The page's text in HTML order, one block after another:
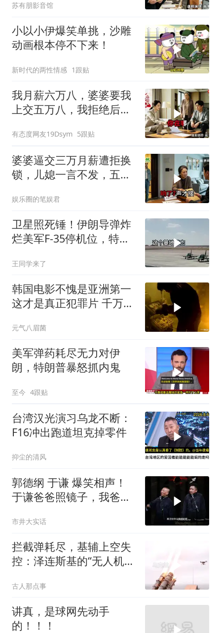
苏有朋影音馆
小以小伊爆笑单挑，沙雕
动画根本停不下来！
新时代的两性情感 1跟贴
我月薪六万八，婆婆要我
上交五万八，我拒绝后她
离婚
有态度网友19Dsym 5跟贴
婆婆逼交三万月薪遭拒换
锁，儿媳一言不发，五天
娱乐圈的笔娱君
卫星照死锤！伊朗导弹炸
烂美军F-35停机位，特朗
王同学来了
韩国电影不愧是亚洲第一
这才是真正犯罪片 千万不
元气八眉菌
美军弹药耗尽无力对伊
朗，特朗普暴怒抓内鬼
至今 4跟贴
台湾汉光演习乌龙不断：
F16冲出跑道坦克掉零件
抑尘的清风
郭德纲 于谦 爆笑相声！
于谦爸爸照镜子，我爸爸
了
市井大实话
拦截弹耗尽，基辅上空失
控：泽连斯基的“无人机神
古人那点事
讲真，是球网先动手
的！！！